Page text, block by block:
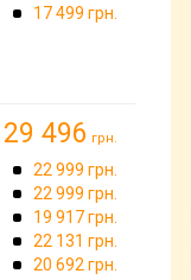
17 499 грн.
29 496 грн.
22 999 грн.
22 999 грн.
19 917 грн.
22 131 грн.
20 692 грн.